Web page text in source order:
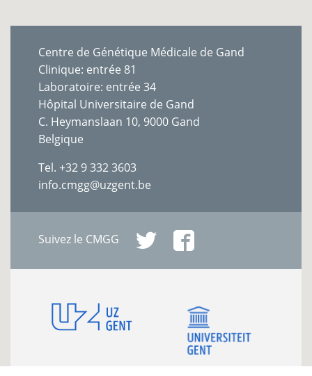
Centre de Génétique Médicale de Gand
Clinique: entrée 81
Laboratoire: entrée 34
Hôpital Universitaire de Gand
C. Heymanslaan 10, 9000 Gand
Belgique
Tel. +32 9 332 3603
info.cmgg@uzgent.be
Suivez le CMGG